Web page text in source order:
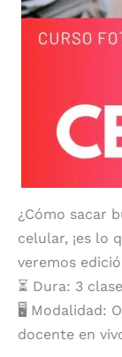
¿Cómo sacar
celular, ¡es lo
veremos
⏳ Dura: 3
🖥️ Modalidad:
docente en